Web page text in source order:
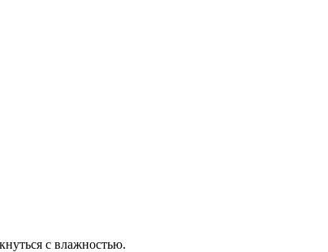
с влажностью.